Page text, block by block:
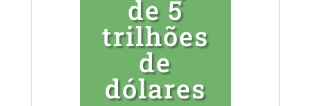
de 5
trilhões
de
dólares